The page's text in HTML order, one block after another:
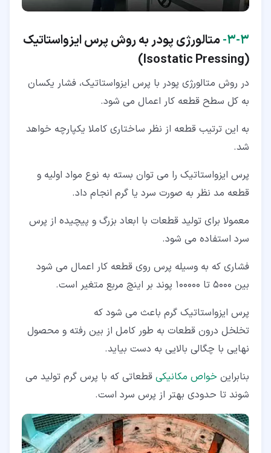
۳‏-‏۳‏-
متالورژی پودر به روش پرس ایزواستاتیک
(
Isostatic Pressing
)
در روش متالورژی پودر با پرس ایزواستاتیک، فشار یکسان
به کل سطح قطعه کار اعمال می شود.
به این ترتیب قطعه از نظر ساختاری کاملا یکپارچه خواهد
شد.
پرس ایزواستاتیک را می توان بسته به نوع مواد اولیه و
قطعه مد نظر به صورت سرد یا گرم انجام داد.
معمولا برای تولید قطعات با ابعاد بزرگ و پیچیده از پرس
سرد استفاده می شود.
فشاری که به وسیله پرس روی قطعه کار اعمال می شود
بین 5000 تا 100000 پوند بر اینچ مربع متغیر است.
پرس ایزواستاتیک گرم باعث می شود که
تخلخل درون قطعات به طور کامل از بین رفته و محصول
نهایی با چگالی بالایی به دست بیاید.
بنابراین خواص مکانیکی قطعاتی که با پرس گرم تولید می
شوند تا حدودی بهتر از پرس سرد است.